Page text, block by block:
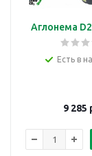
Аглонема
Есть в
9 285